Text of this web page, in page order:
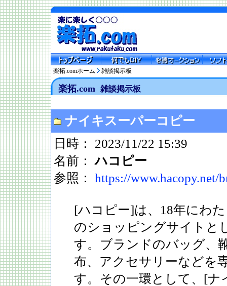
楽拓.comホーム 雑談掲示板
楽拓.com 雑談掲示板
ナイキスーパーコピー
日時： 2023/11/22 15:39
名前：ハコピー
参照： https://www.hacopy.net/
[ハコピー]は、18年にわ
のショッピングサイトと
す。ブランドのバッグ、
布、アクセサリーなどを
す。その一環として、[ナ